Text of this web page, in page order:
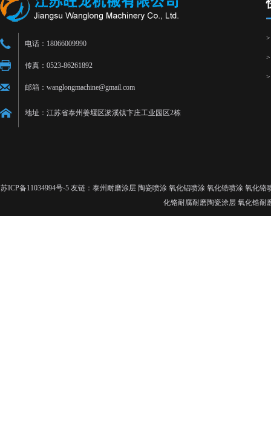
电话：18066009990
传真：0523-86261892
邮箱：wanglongmachine@gmail.com
地址：江苏省泰州姜堰区淤溪镇卞庄工业园区2栋
苏ICP备11034994号-5友链：泰州耐磨涂层 陶瓷喷涂 氧化铝喷涂 氧化锆喷涂 氧化
化铬耐腐耐磨陶瓷涂层 氧化锆耐